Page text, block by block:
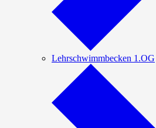
Lehrschwimmbecken 1.OG